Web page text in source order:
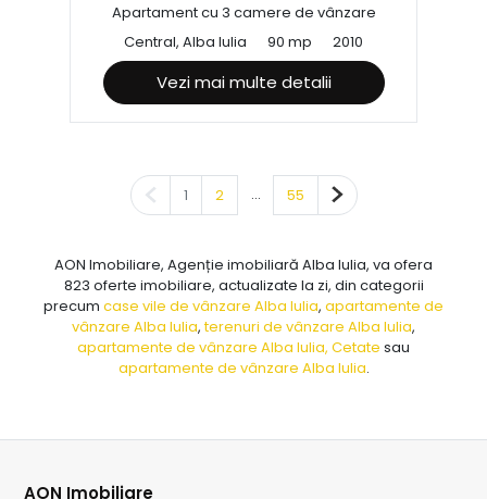
Apartament cu 3 camere de vânzare
Central, Alba Iulia
90 mp 2010
Vezi mai multe detalii
Pagina anterioară
1 2 ... 55 Pagina următoare
AON Imobiliare, Agenție imobiliară Alba Iulia, va ofera
823 oferte imobiliare, actualizate la zi, din categorii
precum case vile de vânzare Alba Iulia, apartamente de
vânzare Alba Iulia,terenuri de vânzare Alba Iulia,
apartamente de vânzare Alba Iulia, Cetate sau
apartamente de vânzare Alba Iulia.
AON Imobiliare